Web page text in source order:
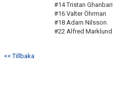
#14 Tristan Ghanbari
#16 Valter Öhrman
#18 Adam Nilsson
#22 Alfred Marklund
<< Tillbaka